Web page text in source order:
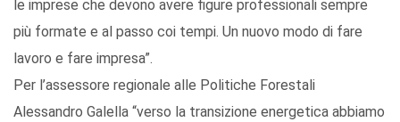
le imprese che devono avere figure professionali sempre
più formate e al passo coi tempi. Un nuovo modo di fare
lavoro e fare impresa”.
Per l’assessore regionale alle Politiche Forestali
Alessandro Galella “verso la transizione energetica abbiamo